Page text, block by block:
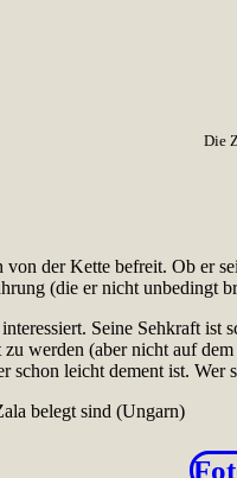
Die
der Kette befreit. Ob er
(die er nicht unbedingt
Seine Sehkraft
werden (aber nicht auf
leicht dement ist.
belegt sind (Ungarn)